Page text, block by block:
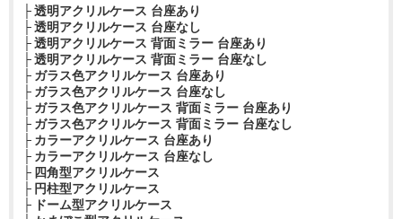
透明アクリルケース 台座あり
透明アクリルケース 台座なし
透明アクリルケース 背面ミラー 台座あり
透明アクリルケース 背面ミラー 台座なし
ガラス色アクリルケース 台座あり
ガラス色アクリルケース 台座なし
ガラス色アクリルケース 背面ミラー 台座あり
ガラス色アクリルケース 背面ミラー 台座なし
カラーアクリルケース 台座あり
カラーアクリルケース 台座なし
四角型アクリルケース
円柱型アクリルケース
ドーム型アクリルケース